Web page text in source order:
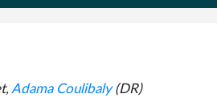
Adama Coulibaly(DR)